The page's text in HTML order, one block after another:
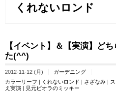
くれないロンド
【イベント】＆【実演】ど
た(^^)
2012-11-12 (月)
ガーデニング
カラーリーフ | くれないロンド | さざなみ |
え実演 | 見元ビオラのミッキー